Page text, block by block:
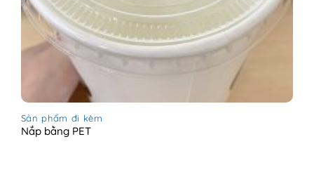
Sản phẩm đi kèm
Nắp bằng PET